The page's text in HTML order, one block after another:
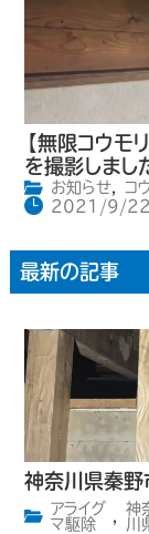
【無限コウモ
を撮影しまし
お知らせ,
コ
2021/9/22
最新の記事
神奈川県秦
アライグ
マ駆除
,
神
川